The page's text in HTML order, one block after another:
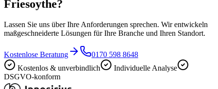
Friesoythe?
Lassen Sie uns über Ihre Anforderungen sprechen. Wir entwickeln
maßgeschneiderte Lösungen für Ihre Branche und Ihren Standort.
Kostenlose Beratung
0170 598 8648
Kostenlos & unverbindlich
Individuelle Analyse
DSGVO-konform